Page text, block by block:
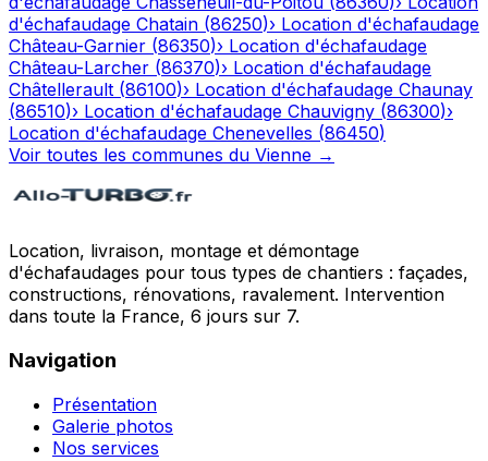
d'échafaudage Chatain (86250)› Location d'échafaudage
Château-Garnier (86350)› Location d'échafaudage
Château-Larcher (86370)› Location d'échafaudage
Châtellerault (86100)› Location d'échafaudage Chaunay
(86510)› Location d'échafaudage Chauvigny (86300)›
Location d'échafaudage Chenevelles (86450)
Voir toutes les communes du Vienne →
Location, livraison, montage et démontage
d'échafaudages pour tous types de chantiers : façades,
constructions, rénovations, ravalement. Intervention
dans toute la France, 6 jours sur 7.
Navigation
Présentation
Galerie photos
Nos services